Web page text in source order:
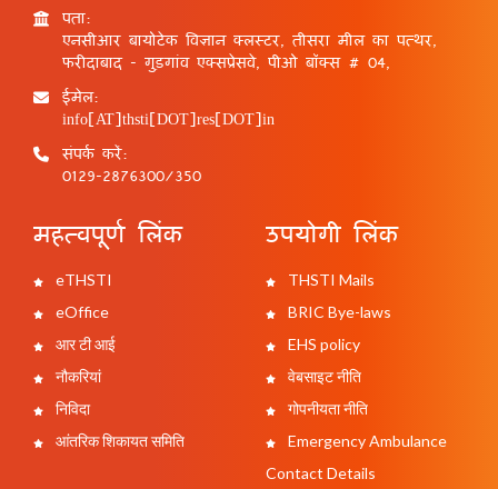
पता:
एनसीआर बायोटेक विज्ञान क्लस्टर, तीसरा मील का पत्थर,
फरीदाबाद - गुड़गांव एक्सप्रेसवे, पीओ बॉक्स # 04,
ईमेल:
info[AT]thsti[DOT]res[DOT]in
संपर्क करें:
0129-2876300/350
महत्वपूर्ण लिंक
eTHSTI
eOffice
आर टी आई
नौकरियां
निविदा
आंतरिक शिकायत समिति
उपयोगी लिंक
THSTI Mails
BRIC Bye-laws
EHS policy
वेबसाइट नीति
गोपनीयता नीति
Emergency Ambulance
Contact Details